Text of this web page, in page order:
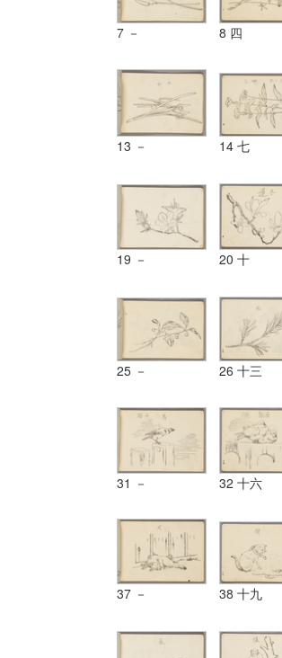
7 － 8 四
13 － 14 七
19 － 20 十
25 － 26 十三
31 － 32 十六
37 － 38 十九